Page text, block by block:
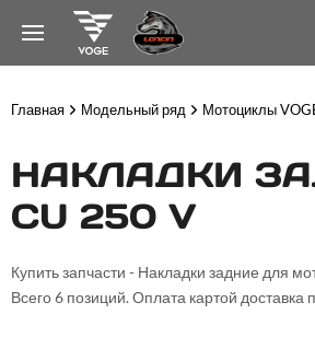
Главная Модельный ряд Мотоциклы
НАКЛАДКИ
CU 250 V
Купить запчасти - Накладки задние для
Всего 6 позиций. Оплата картой доставка